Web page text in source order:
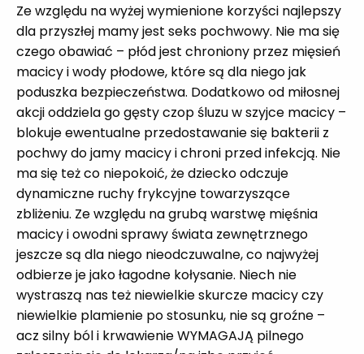
Ze względu na wyżej wymienione korzyści najlepszy
dla przyszłej mamy jest seks pochwowy. Nie ma się
czego obawiać – płód jest chroniony przez mięsień
macicy i wody płodowe, które są dla niego jak
poduszka bezpieczeństwa. Dodatkowo od miłosnej
akcji oddziela go gęsty czop śluzu w szyjce macicy –
blokuje ewentualne przedostawanie się bakterii z
pochwy do jamy macicy i chroni przed infekcją. Nie
ma się też co niepokoić, że dziecko odczuje
dynamiczne ruchy frykcyjne towarzyszące
zbliżeniu. Ze względu na grubą warstwę mięśnia
macicy i owodni sprawy świata zewnętrznego
jeszcze są dla niego nieodczuwalne, co najwyżej
odbierze je jako łagodne kołysanie. Niech nie
wystraszą nas też niewielkie skurcze macicy czy
niewielkie plamienie po stosunku, nie są groźne –
acz silny ból i krwawienie WYMAGAJĄ pilnego